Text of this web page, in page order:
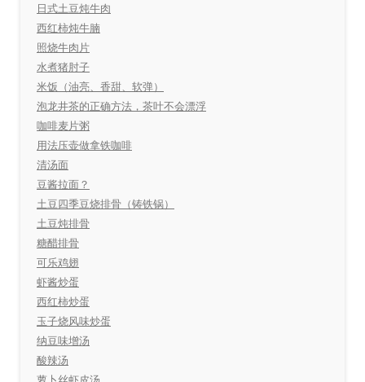
日式土豆炖牛肉
西红柿炖牛腩
照烧牛肉片
水煮猪肘子
米饭（油亮、香甜、软弹）
泡龙井茶的正确方法，茶叶不会漂浮
咖啡麦片粥
用法压壶做拿铁咖啡
清汤面
豆酱拉面？
土豆四季豆烧排骨（铸铁锅）
土豆炖排骨
糖醋排骨
可乐鸡翅
虾酱炒蛋
西红柿炒蛋
玉子烧风味炒蛋
纳豆味增汤
酸辣汤